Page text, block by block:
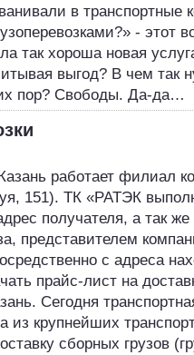
в транспортные
- этот
так хороша новая
выгод? В чем так
пор? Свободы. Да-да…
работает филиал
151). ТК «РАТЭК
получателя, а так
представителем
с адреса
прайс-лист на
Сегодня
из крупнейших
сборных грузов